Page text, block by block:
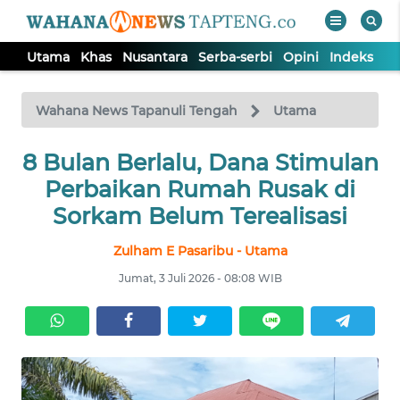
Utama Khas Nusantara Serba-serbi Opini Indeks
Wahana News Tapanuli Tengah Utama
8 Bulan Berlalu, Dana Stimulan
Perbaikan Rumah Rusak di
Sorkam Belum Terealisasi
Zulham E Pasaribu - Utama
Jumat, 3 Juli 2026 - 08:08 WIB
TV
Tutup
UTAMA
KHAS
SERBA-
SERBI
OPINI